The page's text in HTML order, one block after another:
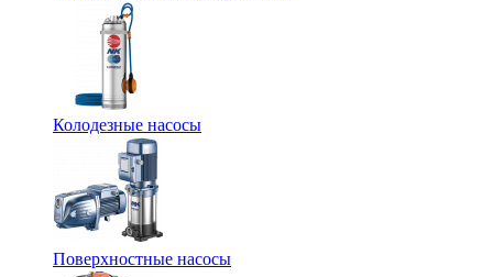
Колодезные насосы
Поверхностные насосы